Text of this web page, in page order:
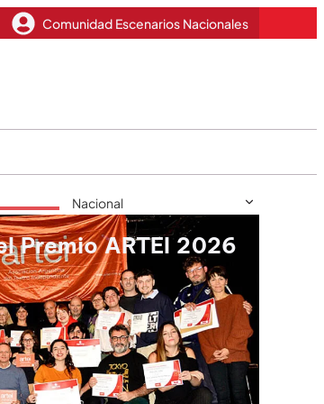
Comunidad Escenarios Nacionales
Premio ARTEI 2026